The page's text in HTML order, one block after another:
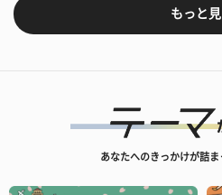
もっと
あなたへのきっかけが詰